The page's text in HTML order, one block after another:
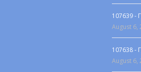
107639 -
August 6,
107638 -
August 6,